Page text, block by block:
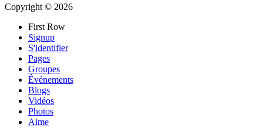
Copyright © 2026
First Row
Signup
S'identifier
Pages
Groupes
Événements
Blogs
Vidéos
Photos
Aime